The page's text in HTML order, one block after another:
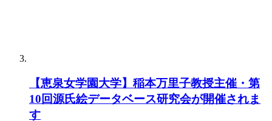
【恵泉女学園大学】稲本万里子教授主催・第
10回源氏絵データベース研究会が開催されま
す